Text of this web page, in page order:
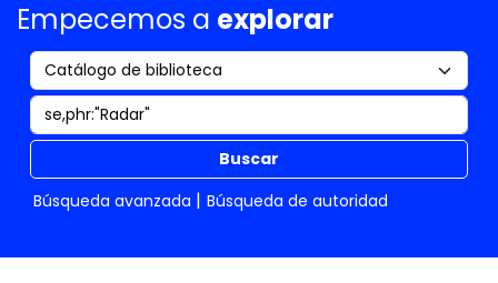
Empecemos a explorar
Buscar
Búsqueda avanzada
Búsqueda de autoridad